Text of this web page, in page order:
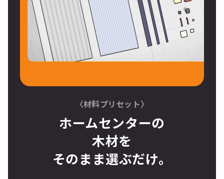
〈材料プリセット〉
ホームセンターの
木材を
そのまま選ぶだけ。